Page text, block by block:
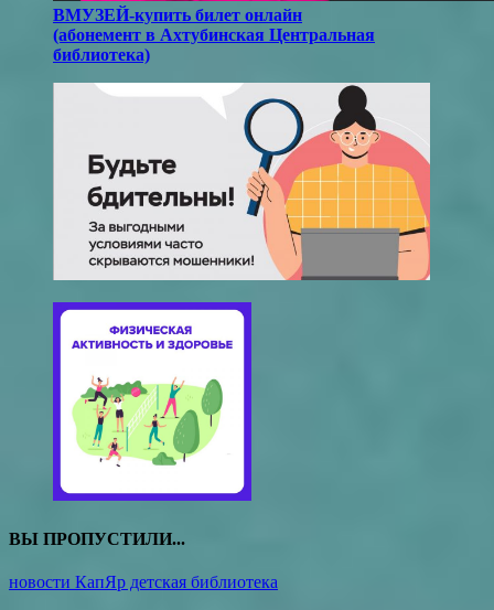
ВМУЗЕЙ-купить билет онлайн
(абонемент в Ахтубинская Центральная
библиотека)
ВЫ ПРОПУСТИЛИ...
новости КапЯр детская библиотека